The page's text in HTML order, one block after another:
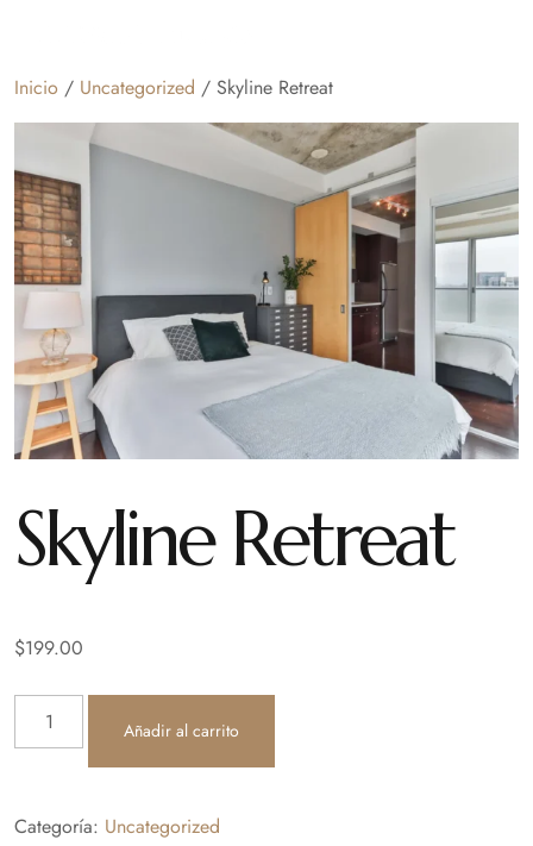
Inicio / Uncategorized / Skyline Retreat
Skyline Retreat
$199.00
Añadir al carrito
Categoría: Uncategorized